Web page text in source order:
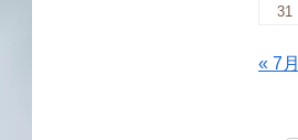
31
« 7月